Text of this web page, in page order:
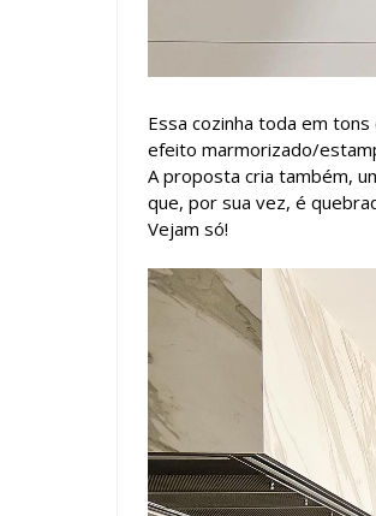
Essa cozinha toda em
efeito marmorizado/
A proposta cria também,
que, por sua vez, é
Vejam só!